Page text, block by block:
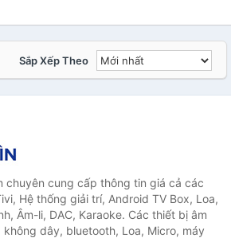
Sắp Xếp Theo
chuyên cung cấp thông tin giá cả các
Hệ thống giải trí, Android TV Box, Loa,
Âm-li, DAC, Karaoke. Các thiết bị âm
dây, bluetooth, Loa, Micro, máy